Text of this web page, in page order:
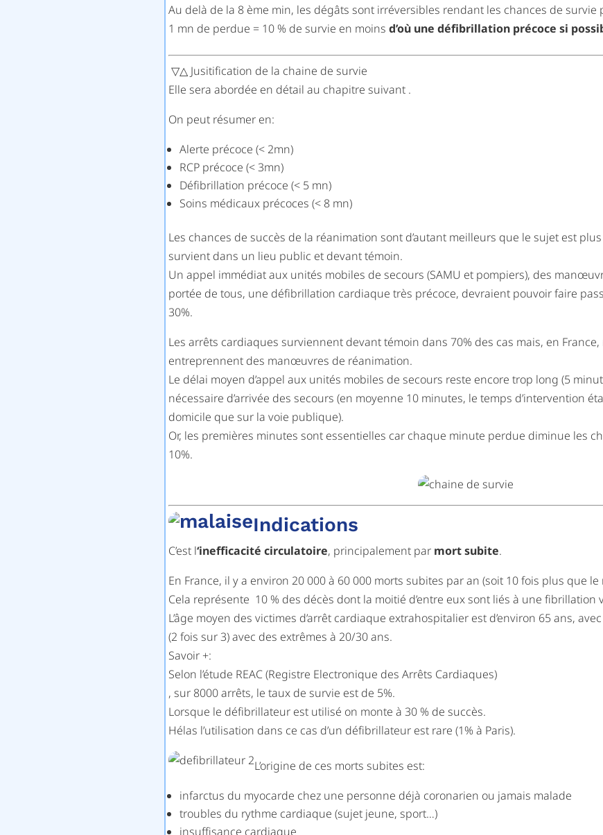
Au delà de la 8 ème min, les dégâts sont irréversibles rendant les chances de survie
1 mn de perdue = 10 % de survie en moins d’où une défibrillation précoce si
▽△ Jusitification de la chaine de survie
Elle sera abordée en détail au chapitre suivant .
On peut résumer en:
Alerte précoce (< 2mn)
RCP précoce (< 3mn)
Défibrillation précoce (< 5 mn)
Soins médicaux précoces (< 8 mn)
Les chances de succès de la réanimation sont d’autant meilleurs que le sujet est
survient dans un lieu public et devant témoin.
Un appel immédiat aux unités mobiles de secours (SAMU et pompiers), des
portée de tous, une défibrillation cardiaque très précoce, devraient pouvoir faire
30%.
Les arrêts cardiaques surviennent devant témoin dans 70% des cas mais, en
entreprennent des manœuvres de réanimation.
Le délai moyen d’appel aux unités mobiles de secours reste encore trop long (5
nécessaire d’arrivée des secours (en moyenne 10 minutes, le temps d’intervention
domicile que sur la voie publique).
Or, les premières minutes sont essentielles car chaque minute perdue diminue les
10%.
Indications
C’est l‘inefficacité circulatoire, principalement parmort subite.
En France, il y a environ 20 000 à 60 000 morts subites par an (soit 10 fois plus que
Cela représente 10 % des décès dont la moitié d’entre eux sont liés à une fibrillation
L’âge moyen des victimes d’arrêt cardiaque extrahospitalier est d’environ 65 ans,
(2 fois sur 3) avec des extrêmes à 20/30 ans.
Savoir +:
Selon l’étude REAC (Registre Electronique des Arrêts Cardiaques)
, sur 8000 arrêts, le taux de survie est de 5%.
Lorsque le défibrillateur est utilisé on monte à 30 % de succès.
Hélas l’utilisation dans ce cas d’un défibrillateur est rare (1% à Paris).
L’origine de ces morts subites est:
infarctus du myocarde chez une personne déjà coronarien ou jamais malade
troubles du rythme cardiaque (sujet jeune, sport…)
insuffisance cardiaque